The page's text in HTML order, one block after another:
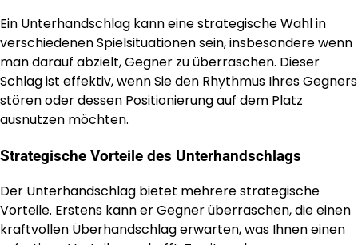
Ein Unterhandschlag kann eine strategische Wahl in
verschiedenen Spielsituationen sein, insbesondere wenn
man darauf abzielt, Gegner zu überraschen. Dieser
Schlag ist effektiv, wenn Sie den Rhythmus Ihres Gegners
stören oder dessen Positionierung auf dem Platz
ausnutzen möchten.
Strategische Vorteile des Unterhandschlags
Der Unterhandschlag bietet mehrere strategische
Vorteile. Erstens kann er Gegner überraschen, die einen
kraftvollen Überhandschlag erwarten, was Ihnen einen